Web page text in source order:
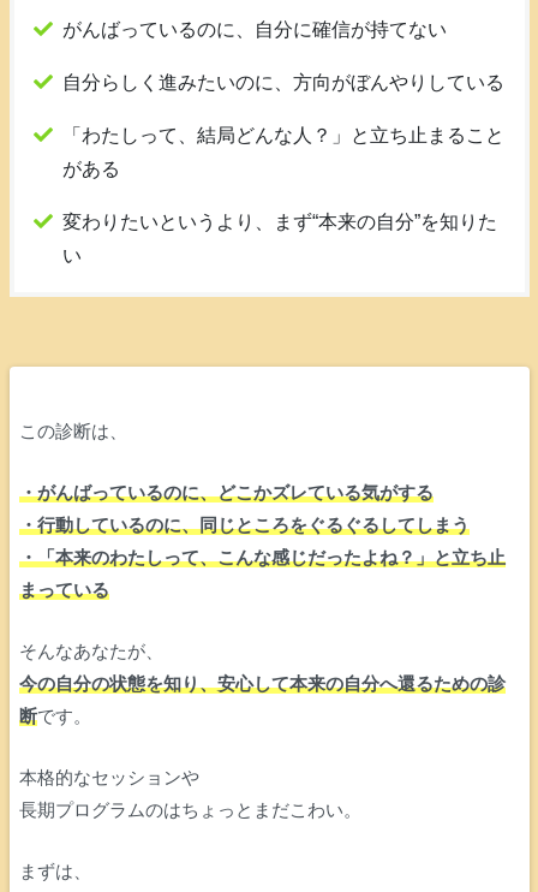
がんばっているのに、自分に確信が持てない
自分らしく進みたいのに、方向がぼんやりしている
「わたしって、結局どんな人？」と立ち止まること
がある
変わりたいというより、まず“本来の自分”を知りた
い
この診断は、
・がんばっているのに、どこかズレている気がする
・行動しているのに、同じところをぐるぐるしてしまう
・「本来のわたしって、こんな感じだったよね？」と立ち止
まっている
そんなあなたが、
今の自分の状態を知り、安心して本来の自分へ還るための診
断です。
本格的なセッションや
長期プログラムのはちょっとまだこわい。
まずは、